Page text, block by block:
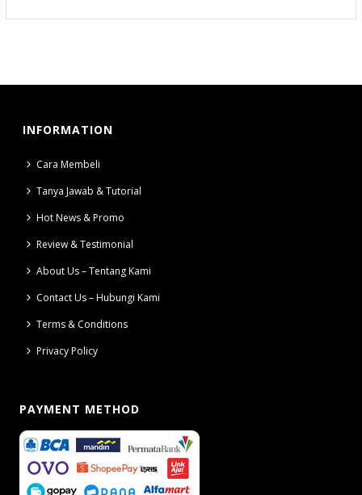
INFORMATION
Cara Membeli
Tanya Jawab & Tutorial
Hot News & Promo
Review & Testimonial
About Us – Tentang Kami
Contact Us – Hubungi Kami
Terms & Conditions
Privacy Policy
PAYMENT METHOD